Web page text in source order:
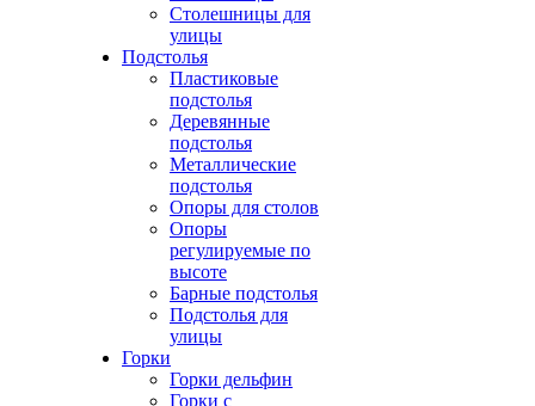
Столешницы для
улицы
Подстолья
Пластиковые
подстолья
Деревянные
подстолья
Металлические
подстолья
Опоры для столов
Опоры
регулируемые по
высоте
Барные подстолья
Подстолья для
улицы
Горки
Горки дельфин
Горки с